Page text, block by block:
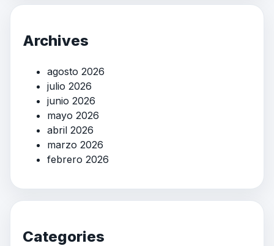
Archives
agosto 2026
julio 2026
junio 2026
mayo 2026
abril 2026
marzo 2026
febrero 2026
Categories